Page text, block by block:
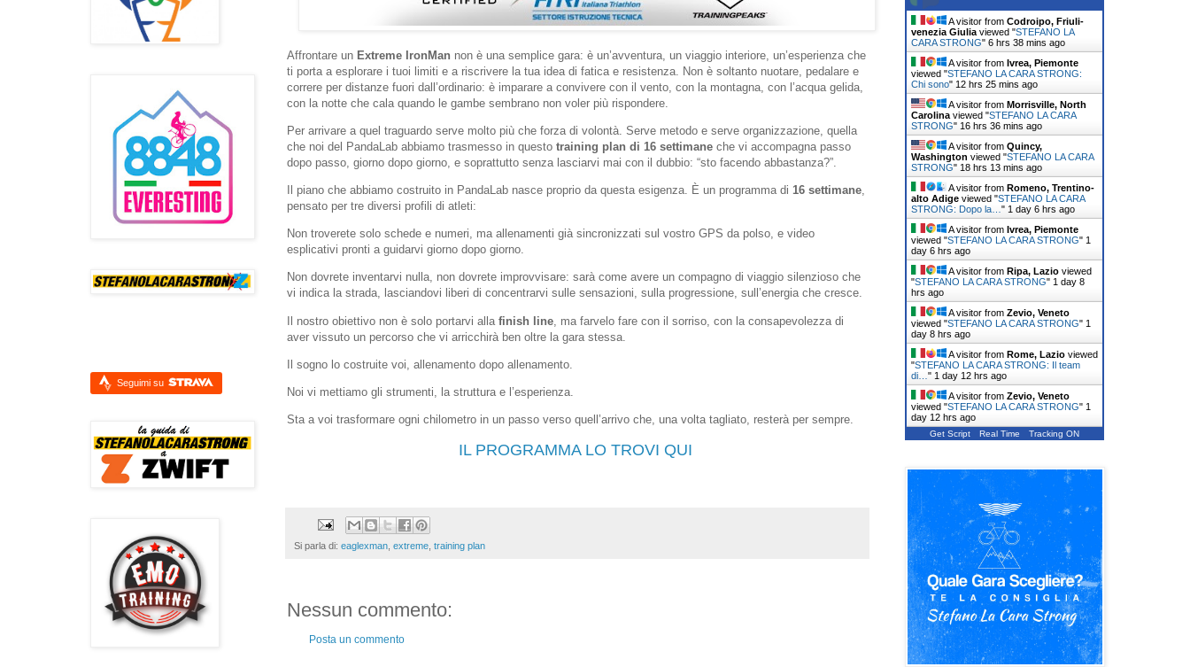
Affrontare un Extreme IronMan non è una semplice gara: è un’avventura, un viaggio interiore, un’esperienza che
ti porta a esplorare i tuoi limiti e a riscrivere la tua idea di fatica e resistenza. Non è soltanto nuotare, pedalare e
correre per distanze fuori dall’ordinario: è imparare a convivere con il vento, con la montagna, con l’acqua gelida,
con la notte che cala quando le gambe sembrano non voler più rispondere.
Per arrivare a quel traguardo serve molto più che forza di volontà. Serve metodo e serve organizzazione, quella
che noi del PandaLab abbiamo trasmesso in questo training plan di 16 settimane che vi accompagna passo
dopo passo, giorno dopo giorno, e soprattutto senza lasciarvi mai con il dubbio: “sto facendo abbastanza?”.
Il piano che abbiamo costruito in PandaLab nasce proprio da questa esigenza. È un programma di 16 settimane,
pensato per tre diversi profili di atleti:
Non troverete solo schede e numeri, ma allenamenti già sincronizzati sul vostro GPS da polso, e video
esplicativi pronti a guidarvi giorno dopo giorno.
Non dovrete inventarvi nulla, non dovrete improvvisare: sarà come avere un compagno di viaggio silenzioso che
vi indica la strada, lasciandovi liberi di concentrarvi sulle sensazioni, sulla progressione, sull’energia che cresce.
Il nostro obiettivo non è solo portarvi alla finish line , ma farvelo fare con il sorriso, con la consapevolezza di
aver vissuto un percorso che vi arricchirà ben oltre la gara stessa.
Il sogno lo costruite voi, allenamento dopo allenamento.
Noi vi mettiamo gli strumenti, la struttura e l’esperienza.
Sta a voi trasformare ogni chilometro in un passo verso quell’arrivo che, una volta tagliato, resterà per sempre.
IL PROGRAMMA LO TROVI QUI
Si parla di: eaglexman extreme training plan
Nessun commento:
Posta un commento
Seguimi su
A visitor from Codroipo, Friuli-
venezia Giulia viewed "STEFANO LA
CARA STRONG" 6 hrs 38 mins ago
A visitor from Ivrea, Piemonte
viewed "STEFANO LA CARA STRONG:
Chi sono" 12 hrs 25 mins ago
A visitor from Morrisville, North
Carolina viewed "STEFANO LA CARA
STRONG" 16 hrs 36 mins ago
A visitor from Quincy,
Washington viewed "STEFANO LA CARA
STRONG" 18 hrs 13 mins ago
A visitor from Romeno, Trentino-
alto Adige viewed "STEFANO LA CARA
STRONG: Dopo la… " 1 day 6 hrs ago
A visitor from Ivrea, Piemonte
viewed "STEFANO LA CARA STRONG" 1
day 6 hrs ago
A visitor from Ripa, Lazio viewed
"STEFANO LA CARA STRONG" 1 day 8
hrs ago
A visitor from Zevio, Veneto
viewed "STEFANO LA CARA STRONG" 1
day 8 hrs ago
A visitor from Rome, Lazio viewed
"STEFANO LA CARA STRONG: Il team
di… " 1 day 12 hrs ago
A visitor from Zevio, Veneto
viewed "STEFANO LA CARA STRONG" 1
day 12 hrs ago
Get Script Real Time Tracking ON